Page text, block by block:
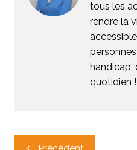
tous les
rendre la
handicap,
quotidien !
Navigation